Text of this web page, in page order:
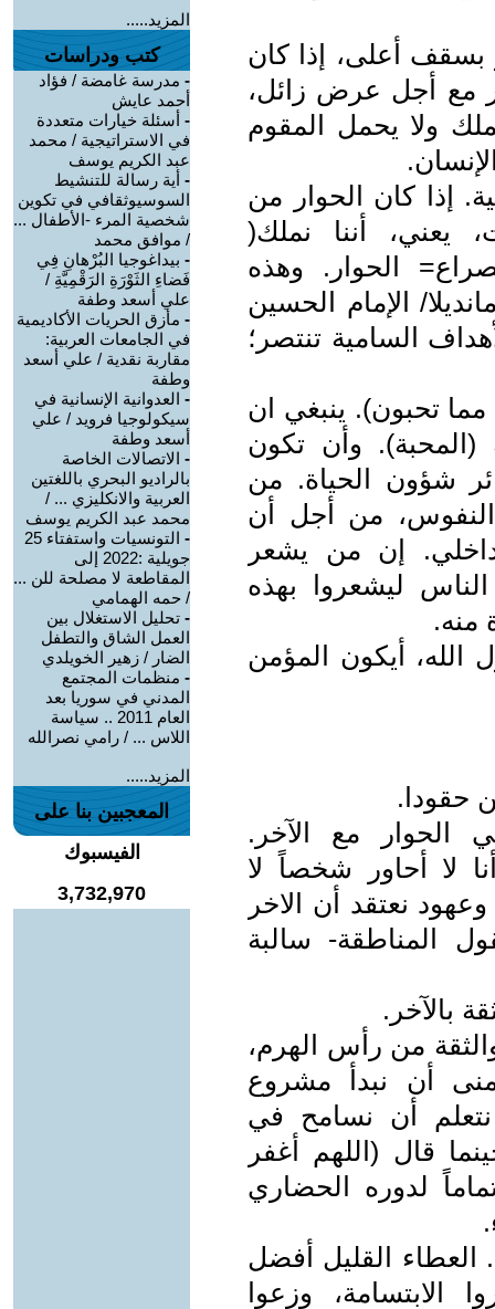
بسقف أعلى، إذا كان
مع أجل عرض زائل،
يملك ولا يحمل المقوم
إذا كان الحوار من
يعني، أننا نملك(
الحوار. وهذه
الإمام الحسين
السامية تنتصر؛
مما تحبون). ينبغي ان
وأن تكون
شؤون الحياة. من
من أجل أن
إن من يشعر
ليشعروا بهذه
منه.
أيكون المؤمن
حقودا.
الحوار مع الآخر.
لا أحاور شخصاً لا
نعتقد أن الاخر
المناطقة- سالبة
بالآخر.
من رأس الهرم،
أن نبدأ مشروع
أن نسامح في
قال (اللهم أغفر
لدوره الحضاري
العطاء القليل أفضل
وزعوا
المزيد.....
كتب ودراسات
- مدرسة غامضة / فؤاد
أحمد عايش
- أسئلة خيارات متعددة
في الاستراتيجية / محمد
عبد الكريم يوسف
- أية رسالة للتنشيط
السوسيوثقافي في تكوين
شخصية المرء -الأطفال ...
/ موافق محمد
- بيداغوجيا البُرْهانِ فِي
فَضاءِ الثَوْرَةِ الرَقْمِيَّةِ /
علي أسعد وطفة
- مأزق الحريات الأكاديمية
في الجامعات العربية:
مقاربة نقدية / علي أسعد
وطفة
- العدوانية الإنسانية في
سيكولوجيا فرويد / علي
أسعد وطفة
- الاتصالات الخاصة
بالراديو البحري باللغتين
العربية والانكليزي ... /
محمد عبد الكريم يوسف
-
التونسيات واستفتاء 25
جويلية :2022 إلى
المقاطعة لا مصلحة للن ...
/ حمه الهمامي
- تحليل الاستغلال بين
العمل الشاق والتطفل
الضار / زهير الخويلدي
- منظمات المجتمع
المدني في سوريا بعد
العام 2011 .. سياسة
اللاس ... / رامي نصرالله
المزيد.....
المعجبين بنا على
الفيسبوك
3,732,970